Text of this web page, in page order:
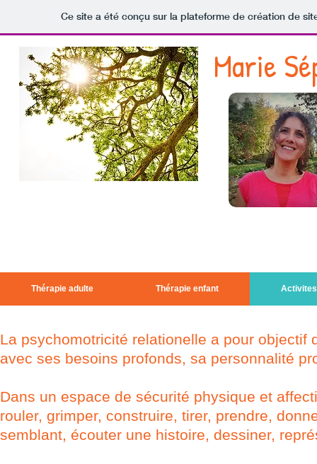
Ce site a été conçu sur la plateforme de création de
Marie
Thérapie adulte Thérapie enfant
La psychomotricité relationelle a pour objectif
avec ses besoins profonds, sa personnalité
Dans un espace de sécurité physique et
rouler, grimper, construire, tirer, prendre,
semblant, écouter une histoire, dessiner,